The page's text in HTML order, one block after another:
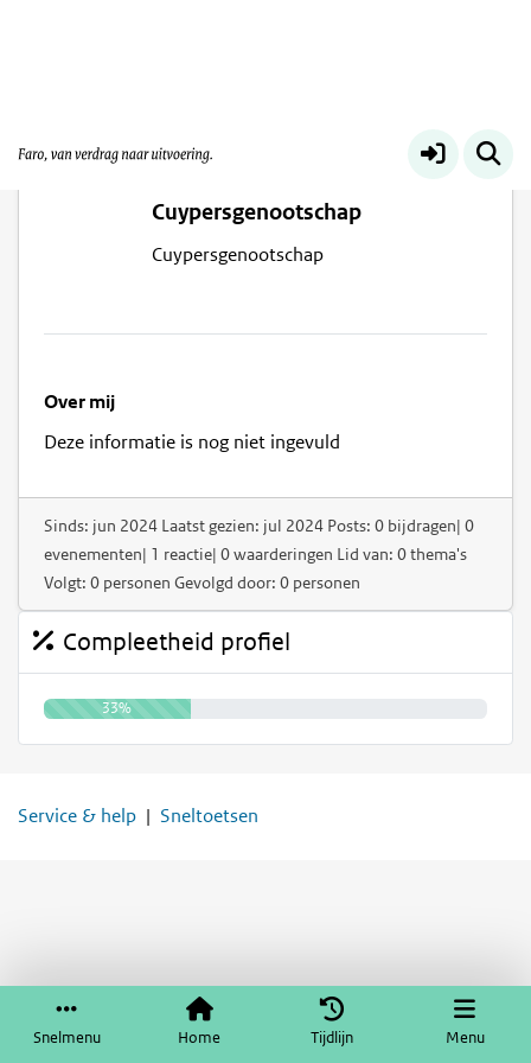
Snelmenu Home Tijdlijn Menu
Cuypersgenootschap
Cuypersgenootschap
Over mij
Deze informatie is nog niet ingevuld
Sinds: jun 2024 Laatst gezien: jul 2024 Posts: 0 bijdragen| 0
evenementen| 1 reactie| 0 waarderingen Lid van: 0 thema's
Volgt: 0 personen Gevolgd door: 0 personen
Compleetheid profiel
33%
Service & help Sneltoetsen